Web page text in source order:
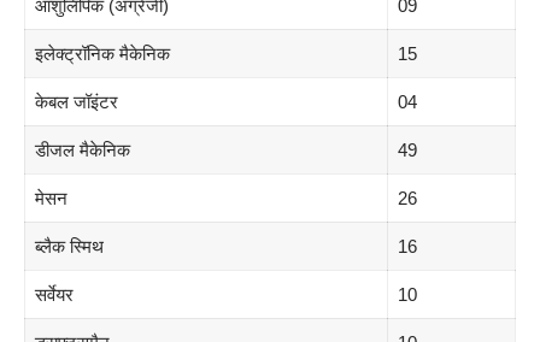
आशुलिपिक (अंग्रेजी) 09
इलेक्ट्रॉनिक मैकेनिक 15
केबल जॉइंटर 04
डीजल मैकेनिक 49
मेसन 26
ब्लैक स्मिथ 16
सर्वेयर 10